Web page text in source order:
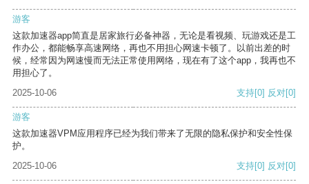
游客
这款加速器app简直是居家旅行必备神器，无论是看视频、玩游戏还是工
作办公，都能畅享高速网络，再也不用担心网速卡顿了。以前出差的时
候，经常因为网速慢而无法正常使用网络，现在有了这个app，我再也不
用担心了。
2025-10-06
支持[0] 反对[0]
游客
这款加速器VPM应用程序已经为我们带来了无限的隐私保护和安全性保
护。
2025-10-06
支持[0] 反对[0]